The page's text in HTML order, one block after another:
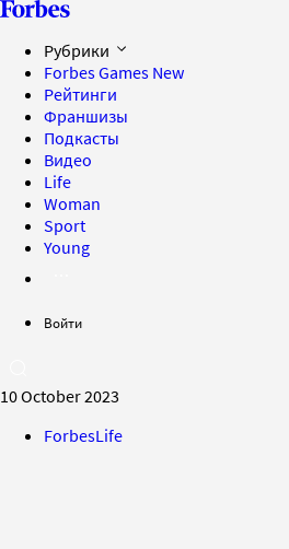
Рубрики
Forbes Games New
Рейтинги
Франшизы
Подкасты
Видео
Life
Woman
Sport
Young
Войти
10 October 2023
ForbesLife